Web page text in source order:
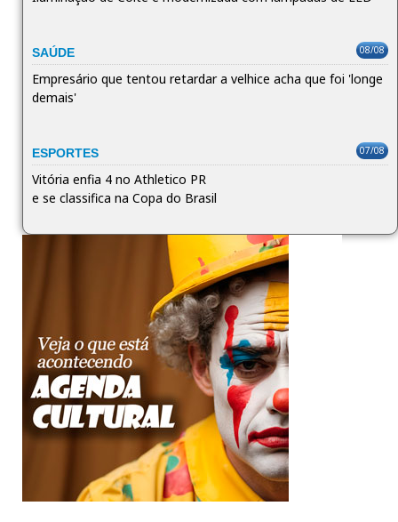
SAÚDE 08/08
Empresário que tentou retardar a velhice acha que foi 'longe
demais'
ESPORTES 07/08
Vitória enfia 4 no Athletico PR
e se classifica na Copa do Brasil